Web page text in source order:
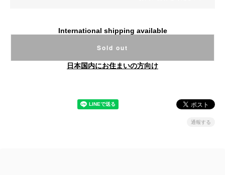
International shipping available
Sold out
日本国内にお住まいの方向け
通報する